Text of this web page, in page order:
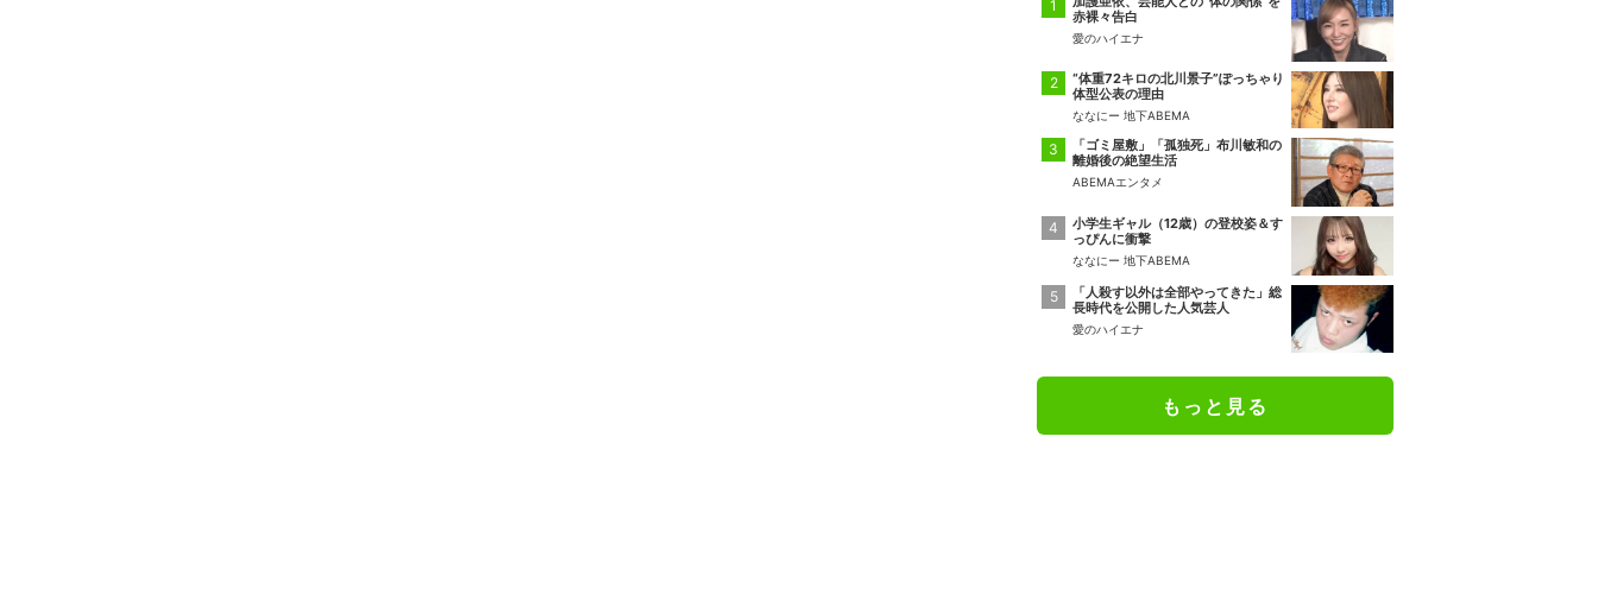
赤裸々告白
愛のハイエナ
“体重72キロの北川景子”ぽっちゃり
体型公表の理由
ななにー 地下ABEMA
「ゴミ屋敷」「孤独死」布川敏和の
離婚後の絶望生活
ABEMAエンタメ
小学生ギャル（12歳）の登校姿＆す
っぴんに衝撃
ななにー 地下ABEMA
「人殺す以外は全部やってきた」総
長時代を公開した人気芸人
愛のハイエナ
もっと見る